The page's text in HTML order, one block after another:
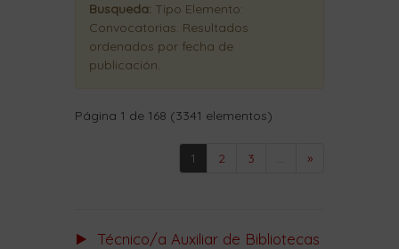
Busqueda: Tipo Elemento:
Convocatorias. Resultados
ordenados por fecha de
publicación.
Página 1 de 168 (3341 elementos)
1 2 3 ... »
Técnico/a Auxiliar de Bibliotecas